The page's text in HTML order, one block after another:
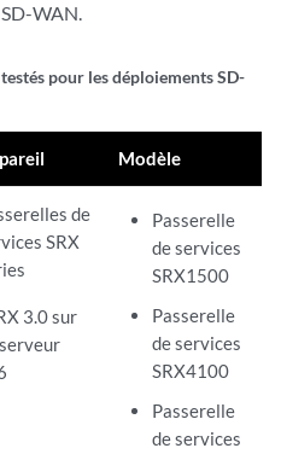
WAN.
pour les déploiements SD-
Modèle
de
SRX
3.0 sur
Passerelle
de services
SRX1500
Passerelle
de services
SRX4100
Passerelle
de services